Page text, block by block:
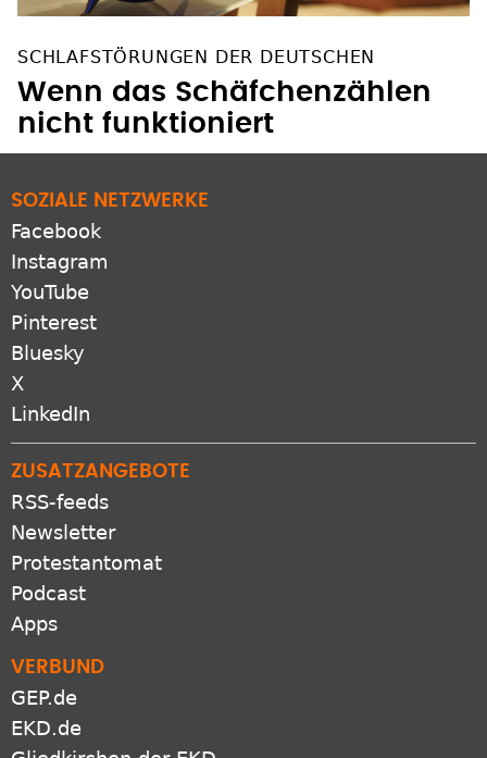
SCHLAFSTÖRUNGEN DER DEUTSCHEN
Wenn das Schäfchenzählen
nicht funktioniert
SOZIALE NETZWERKE
Facebook
Instagram
YouTube
Pinterest
Bluesky
X
LinkedIn
ZUSATZANGEBOTE
RSS-feeds
Newsletter
Protestantomat
Podcast
Apps
VERBUND
GEP.de
EKD.de